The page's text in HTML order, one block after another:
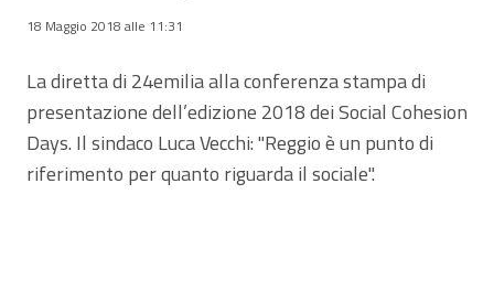
18 Maggio 2018 alle 11:31
La diretta di 24emilia alla conferenza stampa di
presentazione dell’edizione 2018 dei Social Cohesion
Days. Il sindaco Luca Vecchi: "Reggio è un punto di
riferimento per quanto riguarda il sociale".